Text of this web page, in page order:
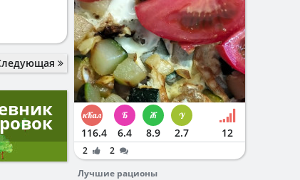
116.4 6.4 8.9 2.7 12
2
2
Лучшие рационы